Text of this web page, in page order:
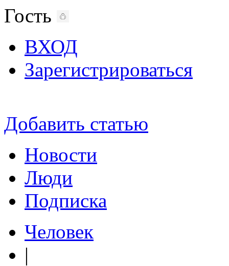
Гость
ВХОД
Зарегистрироваться
Добавить статью
Новости
Люди
Подписка
Человек
|